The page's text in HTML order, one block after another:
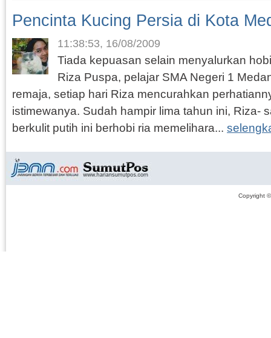
Pencinta Kucing Persia di Kota
11:38:53, 16/08/2009
Tiada kepuasan selain menyalurkan
Riza Puspa, pelajar SMA Negeri 1
remaja, setiap hari Riza mencurahkan
istimewanya. Sudah hampir lima tahun ini, Riza-
berkulit putih ini berhobi ria memelihara...
Copyright